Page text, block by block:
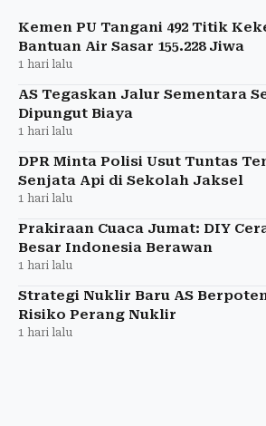
Kemen PU Tangani 492 Titik
Bantuan Air Sasar 155.228 Jiwa
1 hari lalu
AS Tegaskan Jalur Sementara
Dipungut Biaya
1 hari lalu
DPR Minta Polisi Usut Tuntas
Senjata Api di Sekolah Jaksel
1 hari lalu
Prakiraan Cuaca Jumat: DIY
Besar Indonesia Berawan
1 hari lalu
Strategi Nuklir Baru AS
Risiko Perang Nuklir
1 hari lalu